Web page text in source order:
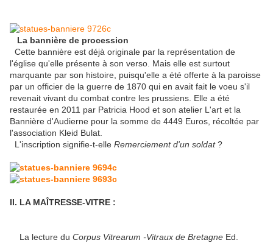
La bannière de procession
Cette bannière est déjà originale par la représentation de
l'église qu'elle présente à son verso. Mais elle est surtout
marquante par son histoire, puisqu'elle a été offerte à la paroisse
par un officier de la guerre de 1870 qui en avait fait le voeu s'il
revenait vivant du combat contre les prussiens. Elle a été
restaurée en 2011 par Patricia Hood et son atelier L'art et la
Bannière d'Audierne pour la somme de 4449 Euros, récoltée par
l'association Kleid Bulat.
L'inscription signifie-t-elle Remerciement d'un soldat?
II. LA MAÎTRESSE-VITRE :
La lecture du Corpus Vitrearum -Vitraux de Bretagne Ed.